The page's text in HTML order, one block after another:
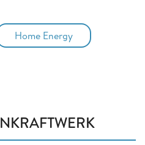
Home Energy